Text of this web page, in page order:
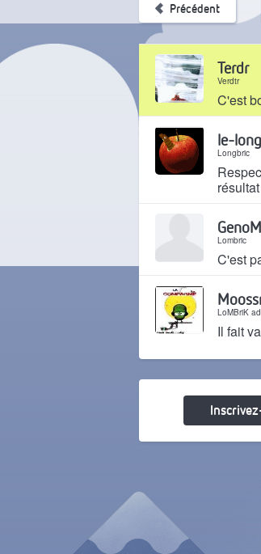
Précédent
Terdr
Verdtr
C'est
le-
Longbric
Il y a 11 ans
Lombric
C'est
LoMBriK
Il fait